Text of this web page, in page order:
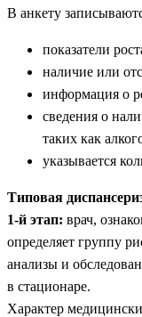
В анкету
показатели
наличие или
информация о
сведения о
таких как
указывается
Типовая
1-й этап: врач,
определяет группу
анализы и
в стационаре.
Характер